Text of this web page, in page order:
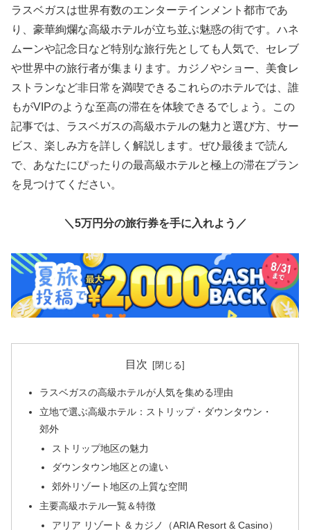
ラスベガスは世界有数のエンターテインメント都市であ
り、豪華絢爛な高級ホテルが立ち並ぶ魅惑の街です。ハネ
ムーンや記念日など特別な旅行先としても人気で、セレブ
や世界中の旅行者が集まります。カジノやショー、美食レ
ストランなど非日常を満喫できるこれらのホテルでは、誰
もがVIPのような至高の滞在を体験できるでしょう。この
記事では、ラスベガスの高級ホテルの魅力と選び方、サー
ビス、楽しみ方を詳しく解説します。ぜひ最後まで読ん
で、あなたにぴったりの最高級ホテルと極上の滞在プラン
を見つけてください。
＼5万円分の旅行券を手に入れよう／
目次
ラスベガスの高級ホテルが人気を集める理由
立地で選ぶ高級ホテル：ストリップ・ダウンタウン・
郊外
ストリップ地区の魅力
ダウンタウン地区との違い
郊外リゾート地区の上質な空間
主要高級ホテル一覧＆特徴
アリア リゾート & カジノ（ARIA Resort & Casino）